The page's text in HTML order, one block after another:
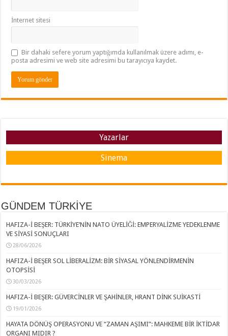
İnternet sitesi
Bir dahaki sefere yorum yaptığımda kullanılmak üzere adımı, e-
posta adresimi ve web site adresimi bu tarayıcıya kaydet.
Yazarlar
Sinema
GÜNDEM TÜRKİYE
HAFIZA-İ BEŞER: TÜRKİYE’NİN NATO ÜYELİĞİ: EMPERYALİZME YEDEKLENME
VE SİYASİ SONUÇLARI
28/06/2026
HAFIZA-İ BEŞER SOL LİBERALİZM: BİR SİYASAL YÖNLENDİRMENİN
OTOPSİSİ
30/03/2026
HAFIZA-İ BEŞER: GÜVERCİNLER VE ŞAHİNLER, HRANT DİNK SUİKASTİ
19/01/2026
HAYATA DÖNÜŞ OPERASYONU VE “ZAMAN AŞIMI”: MAHKEME BİR İKTİDAR
ORGANI MIDIR ?